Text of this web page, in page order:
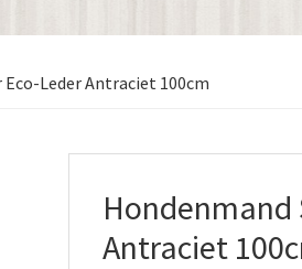
Leder Antraciet 100cm
Hondenmand
Antraciet